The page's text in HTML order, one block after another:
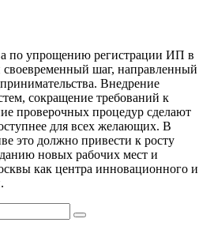
по упрощению регистрации ИП в
шаг, направленный
Внедрение
сокращение требований к
проверочных процедур сделают
для всех желающих. В
это должно привести к росту
новых рабочих мест и
как центра инновационного и